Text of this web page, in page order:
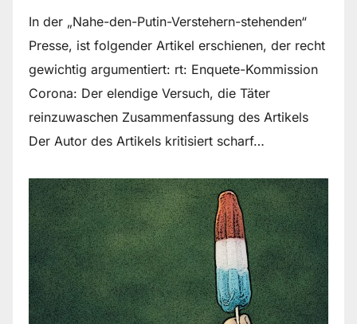
In der „Nahe-den-Putin-Verstehern-stehenden“
Presse, ist folgender Artikel erschienen, der recht
gewichtig argumentiert: rt: Enquete-Kommission
Corona: Der elendige Versuch, die Täter
reinzuwaschen Zusammenfassung des Artikels
Der Autor des Artikels kritisiert scharf…